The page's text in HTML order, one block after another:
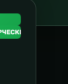
ТРАНСПОРТ